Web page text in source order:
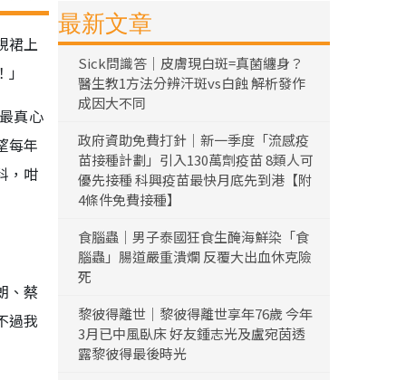
裙上
真心
每年
，咁
、蔡
過我
最新文章
Sick問識答｜皮膚現白斑=真菌纏身？
醫生教1方法分辨汗斑vs白蝕 解析發作
成因大不同
政府資助免費打針｜新一季度「流感疫
苗接種計劃」引入130萬劑疫苗 8類人可
優先接種 科興疫苗最快月底先到港【附
4條件免費接種】
食腦蟲｜男子泰國狂食生醃海鮮染「食
腦蟲」腸道嚴重潰爛 反覆大出血休克險
死
黎彼得離世｜黎彼得離世享年76歲 今年
3月已中風臥床 好友鍾志光及盧宛茵透
露黎彼得最後時光